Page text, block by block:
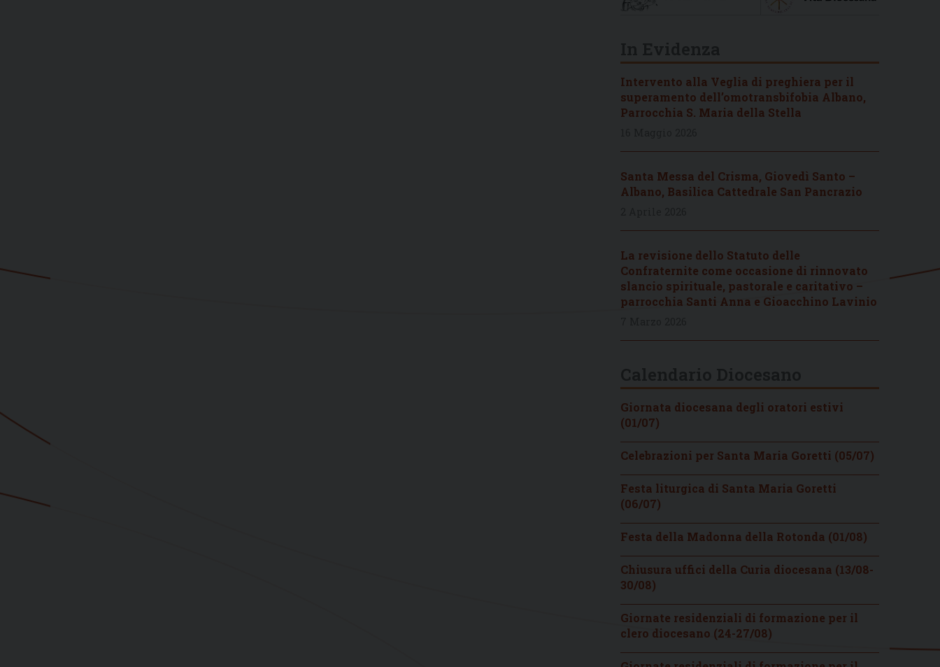
Intervento alla Veglia di preghiera per il
superamento dell’omotransbifobia Albano,
Parrocchia S. Maria della Stella
Santa Messa del Crisma, Giovedì Santo –
Albano, Basilica Cattedrale San Pancrazio
La revisione dello Statuto delle
Confraternite come occasione di rinnovato
slancio spirituale, pastorale e caritativo –
parrocchia Santi Anna e Gioacchino Lavinio
Giornata diocesana degli oratori estivi
(01/07)
Celebrazioni per Santa Maria Goretti (05/07)
Festa liturgica di Santa Maria Goretti
(06/07)
Festa della Madonna della Rotonda (01/08)
Chiusura uffici della Curia diocesana (13/08-
30/08)
Giornate residenziali di formazione per il
clero diocesano (24-27/08)